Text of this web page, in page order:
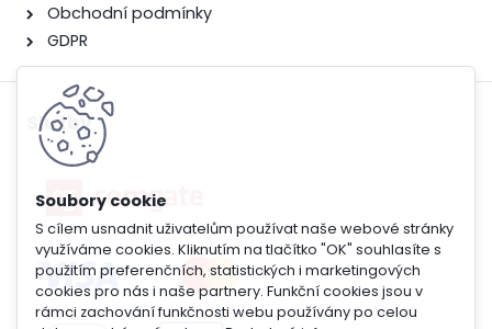
S cílem usnadnit uživatelům používat naše webové stránky
využíváme cookies. Kliknutím na tlačítko "OK" souhlasíte s
použitím preferenčních, statistických i marketingových
cookies pro nás i naše partnery. Funkční cookies jsou v
rámci zachování funkčnosti webu používány po celou
Obchodní podmínky
GDPR
Služby